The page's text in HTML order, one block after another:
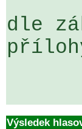
dle
Výsledek